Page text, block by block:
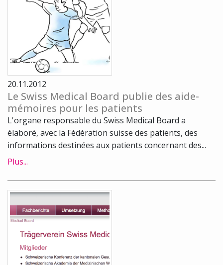
20.11.2012
Le Swiss Medical Board publie des aide-
mémoires pour les patients
L'organe responsable du Swiss Medical Board a
élaboré, avec la Fédération suisse des patients, des
informations destinées aux patients concernant des...
Plus...